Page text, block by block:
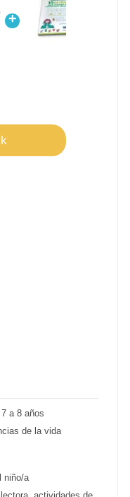
+
a 8 años
de la vida
niño/a